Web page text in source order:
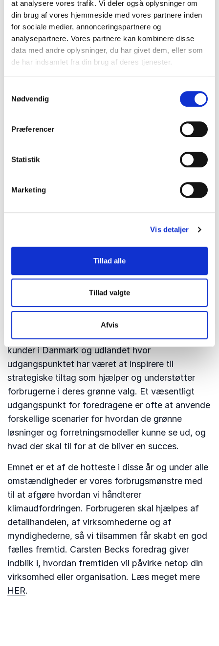
at analysere vores trafik. Vi deler også oplysninger om
din brug af vores hjemmeside med vores partnere inden
for sociale medier, annonceringspartnere og
analysepartnere. Vores partnere kan kombinere disse
data med andre oplysninger, du har givet dem, eller som
de har indsamlet fra din brug af deres tjenester.
Nødvendig
Præferencer
Statistik
Marketing
Vis detaljer
Tillad alle
Tillad valgte
Afvis
ønsket om at undgå plastic betyder at man
ender med en højere udledning af
drivhusgasser?
Tillid. Generelt har danske forbrugere høj tillid
til hinanden og til samfundets institutioner.
ikke alle danskeres generelle tillidsniveau er
lige så højt som det plejede at være. Samtidig
ser man et mylder af data og information
omkring miljøtiltag fra virksomhedernes og
organisationernes side. Udfordringen er at
data stadig kan ”tilrettelægges” på en
forbrugernes øjne. Derfor er der behov for
sektorer eller byer og skaber løsninger som
forbrugerne kan have tillid til. Og hvis tilliden
ikke kan skabes alene af virksomheden eller
brandet er der måske behov for samarbejder
med offentlige myndigheder, NGOer og
Instituttet for Fremtidsforskning har gennem de
seneste par år afholdt en lang række foredrag for
kunder i Danmark og udlandet hvor
udgangspunktet har været at inspirere til
strategiske tiltag som hjælper og understøtter
forbrugerne i deres grønne valg. Et væsentligt
udgangspunkt for foredragene er ofte at anvende
forskellige scenarier for hvordan de grønne
løsninger og forretningsmodeller kunne se ud, og
hvad der skal til for at de bliver en succes.
Emnet er et af de hotteste i disse år og under alle
omstændigheder er vores forbrugsmønstre med
til at afgøre hvordan vi håndterer
klimaudfordringen. Forbrugeren skal hjælpes af
detailhandelen, af virksomhederne og af
myndighederne, så vi tilsammen får skabt en god
fælles fremtid. Carsten Becks foredrag giver
indblik i, hvordan fremtiden vil påvirke netop din
virksomhed eller organisation. Læs meget mere
HER.